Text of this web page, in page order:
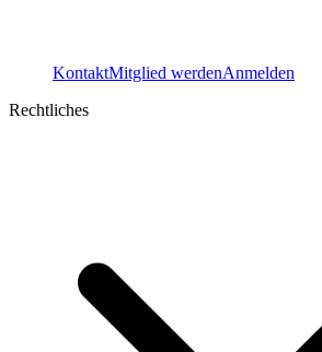
KontaktMitglied werdenAnmelden
Rechtliches